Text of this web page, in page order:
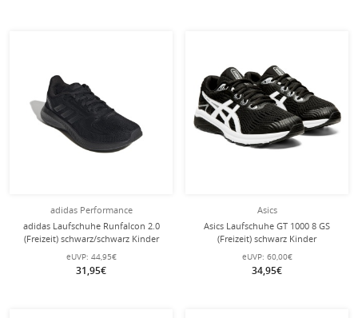
adidas Performance
adidas Laufschuhe Runfalcon 2.0
(Freizeit) schwarz/schwarz Kinder
eUVP: 44,95€
31,95€
Asics
Asics Laufschuhe GT 1000 8 GS
(Freizeit) schwarz Kinder
eUVP: 60,00€
34,95€